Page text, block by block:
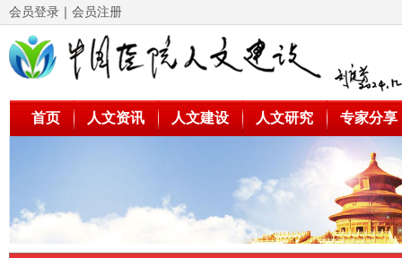
会员登录 ｜ 会员注册
首页 人文资讯 人文建设 人文研究 专家分享